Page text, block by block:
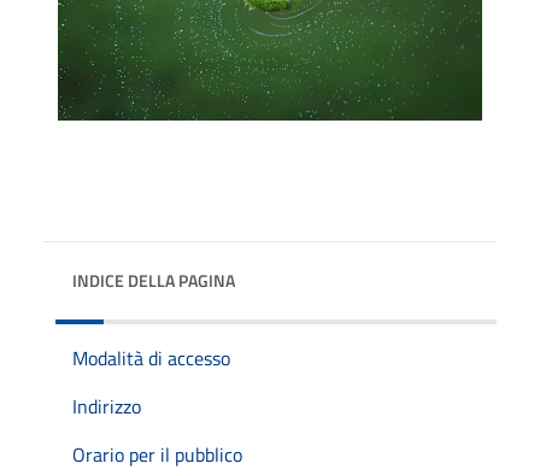
INDICE DELLA PAGINA
Modalità di accesso
Indirizzo
Orario per il pubblico